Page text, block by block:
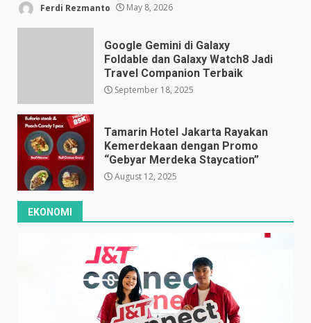
Ferdi Rezmanto May 8, 2026
Google Gemini di Galaxy
Foldable dan Galaxy Watch8 Jadi
Travel Companion Terbaik
September 18, 2025
Tamarin Hotel Jakarta Rayakan
Kemerdekaan dengan Promo
“Gebyar Merdeka Staycation”
August 12, 2025
EKONOMI